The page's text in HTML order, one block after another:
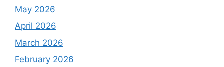
May 2026
April 2026
March 2026
February 2026